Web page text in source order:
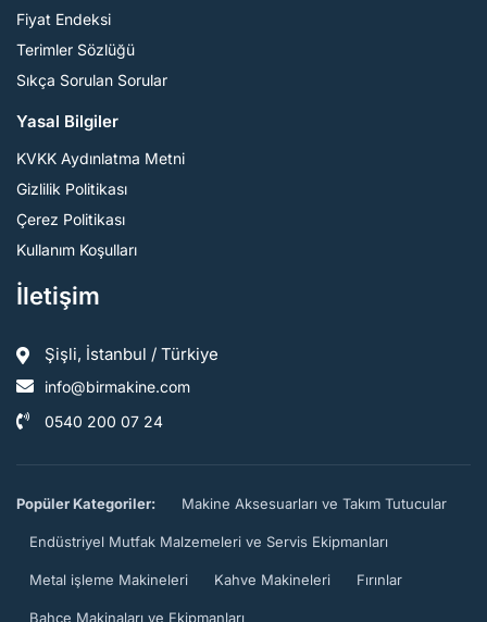
Fiyat Endeksi
Terimler Sözlüğü
Sıkça Sorulan Sorular
Yasal Bilgiler
KVKK Aydınlatma Metni
Gizlilik Politikası
Çerez Politikası
Kullanım Koşulları
İletişim
Şişli, İstanbul / Türkiye
info@birmakine.com
0540 200 07 24
Popüler Kategoriler: Makine Aksesuarları ve Takım Tutucular
Endüstriyel Mutfak Malzemeleri ve Servis Ekipmanları
Metal işleme Makineleri Kahve Makineleri Fırınlar
Bahçe Makinaları ve Ekipmanları